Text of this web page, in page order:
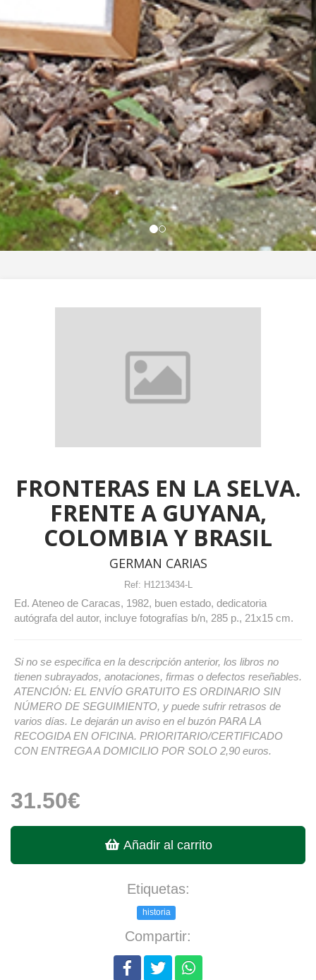
FRONTERAS EN LA SELVA.
FRENTE A GUYANA,
COLOMBIA Y BRASIL
GERMAN CARIAS
Ref: H1213434-L
Ed. Ateneo de Caracas, 1982, buen estado, dedicatoria
autógrafa del autor, incluye fotografías b/n, 285 p., 21x15 cm.
Si no se especifica en la descripción anterior, los libros no
tienen subrayados, anotaciones, firmas o defectos reseñables.
ATENCIÓN: EL ENVÍO GRATUITO ES ORDINARIO SIN
NÚMERO DE SEGUIMIENTO, y puede sufrir retrasos de
varios días. Le dejarán un aviso en el buzón PARA LA
RECOGIDA EN OFICINA. PRIORITARIO/CERTIFICADO
CON ENTREGA A DOMICILIO POR SOLO 2,90 euros.
31.50€
Añadir al carrito
Etiquetas:
historia
Compartir: